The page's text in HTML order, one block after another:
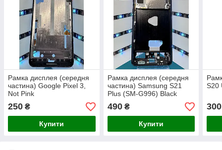
Рамка дисплея (середня
частина) Google Pixel 3,
Not Pink
250 ₴
Купити
Рамка дисплея (середня
частина) Samsung S21
Plus (SM-G996) Black
490₴
Купити
S20
300